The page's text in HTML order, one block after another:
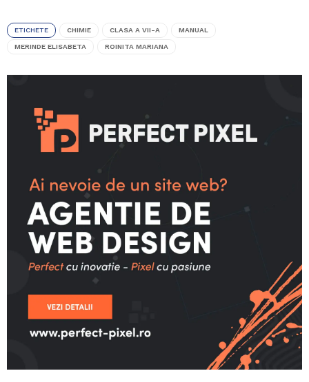
ETICHETE CHIMIE CLASA A VII-A MANUAL
MERINDE ELISABETA ROINITA MARIANA